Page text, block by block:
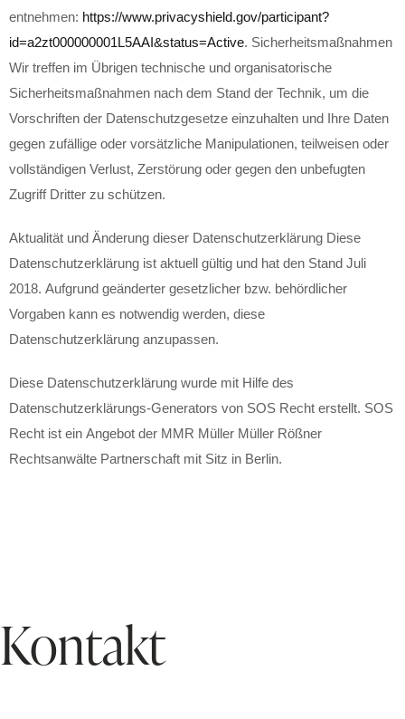
entnehmen: https://www.privacyshield.gov/participant?
id=a2zt000000001L5AAI&status=Active. Sicherheitsmaßnahmen
Wir treffen im Übrigen technische und organisatorische
Sicherheitsmaßnahmen nach dem Stand der Technik, um die
Vorschriften der Datenschutzgesetze einzuhalten und Ihre Daten
gegen zufällige oder vorsätzliche Manipulationen, teilweisen oder
vollständigen Verlust, Zerstörung oder gegen den unbefugten
Zugriff Dritter zu schützen.
Aktualität und Änderung dieser Datenschutzerklärung Diese
Datenschutzerklärung ist aktuell gültig und hat den Stand Juli
2018. Aufgrund geänderter gesetzlicher bzw. behördlicher
Vorgaben kann es notwendig werden, diese
Datenschutzerklärung anzupassen.
Diese Datenschutzerklärung wurde mit Hilfe des
Datenschutzerklärungs-Generators von SOS Recht erstellt. SOS
Recht ist ein Angebot der MMR Müller Müller Rößner
Rechtsanwälte Partnerschaft mit Sitz in Berlin.
Kontakt